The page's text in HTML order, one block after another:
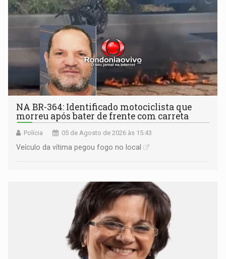
NA BR-364: Identificado motociclista que
morreu após bater de frente com carreta
Polícia 05 de Agosto de 2026 às 15:43
Veículo da vítima pegou fogo no local